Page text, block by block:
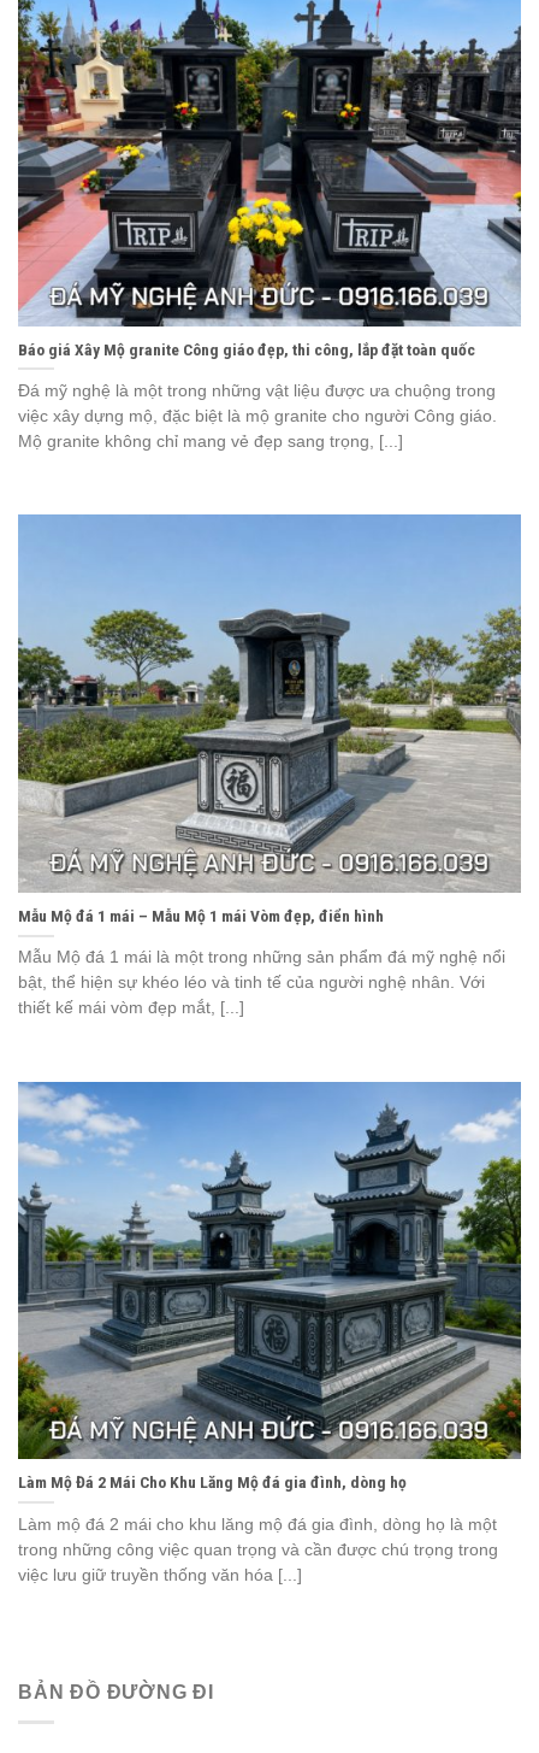
Báo giá Xây Mộ granite Công giáo đẹp, thi công, lắp đặt toàn quốc
Đá mỹ nghệ là một trong những vật liệu được ưa chuộng trong
việc xây dựng mộ, đặc biệt là mộ granite cho người Công giáo.
Mộ granite không chỉ mang vẻ đẹp sang trọng, [...]
Mẫu Mộ đá 1 mái – Mẫu Mộ 1 mái Vòm đẹp, điển hình
Mẫu Mộ đá 1 mái là một trong những sản phẩm đá mỹ nghệ nổi
bật, thể hiện sự khéo léo và tinh tế của người nghệ nhân. Với
thiết kế mái vòm đẹp mắt, [...]
Làm Mộ Đá 2 Mái Cho Khu Lăng Mộ đá gia đình, dòng họ
Làm mộ đá 2 mái cho khu lăng mộ đá gia đình, dòng họ là một
trong những công việc quan trọng và cần được chú trọng trong
việc lưu giữ truyền thống văn hóa [...]
BẢN ĐỒ ĐƯỜNG ĐI